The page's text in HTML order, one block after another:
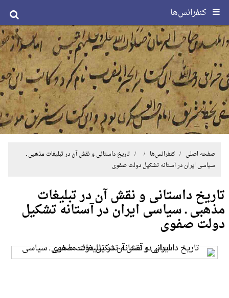
کنفرانس‌ها
صفحه اصلی /کنفرانس‌ها / / تاریخ داستانی و نقش آن در تبلیغات مذهبی ـ
سیاسی ایران در آستانه تشکیل دولت صفوی
تاریخ داستانی و نقش آن در تبلیغات
مذهبی ـ سیاسی ایران در آستانه تشکیل
دولت صفوی